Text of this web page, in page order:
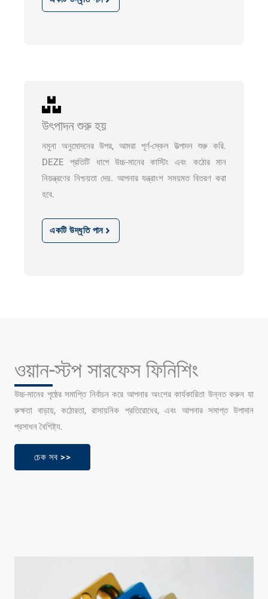
উৎপাদন শুরু হয়
নমুনা অনুমোদনের উপর, আমরা পূর্ণ-স্কেল উত্পাদন শুরু করি.
DEZE প্রতিটি ধাপে উচ্চ-মানের কাস্টিং এবং কঠোর মান
নিয়ন্ত্রণের নিশ্চয়তা দেয়. আপনার যন্ত্রাংশ সময়মত বিতরণ করা
হবে.
একটি উদ্ধৃতি পান
ওয়ান-স্টপ সারফেস ফিনিশিং
উচ্চ-মানের পৃষ্ঠের সমাপ্তি নির্বাচন করে আপনার অংশের কার্যকারিতা উন্নত করুন যা
রুক্ষতা বাড়ায়, কঠোরতা, রাসায়নিক প্রতিরোধের, এবং আপনার সমাপ্ত উপাদান
প্রসাধন বৈশিষ্ট্য.
চেক সব >>